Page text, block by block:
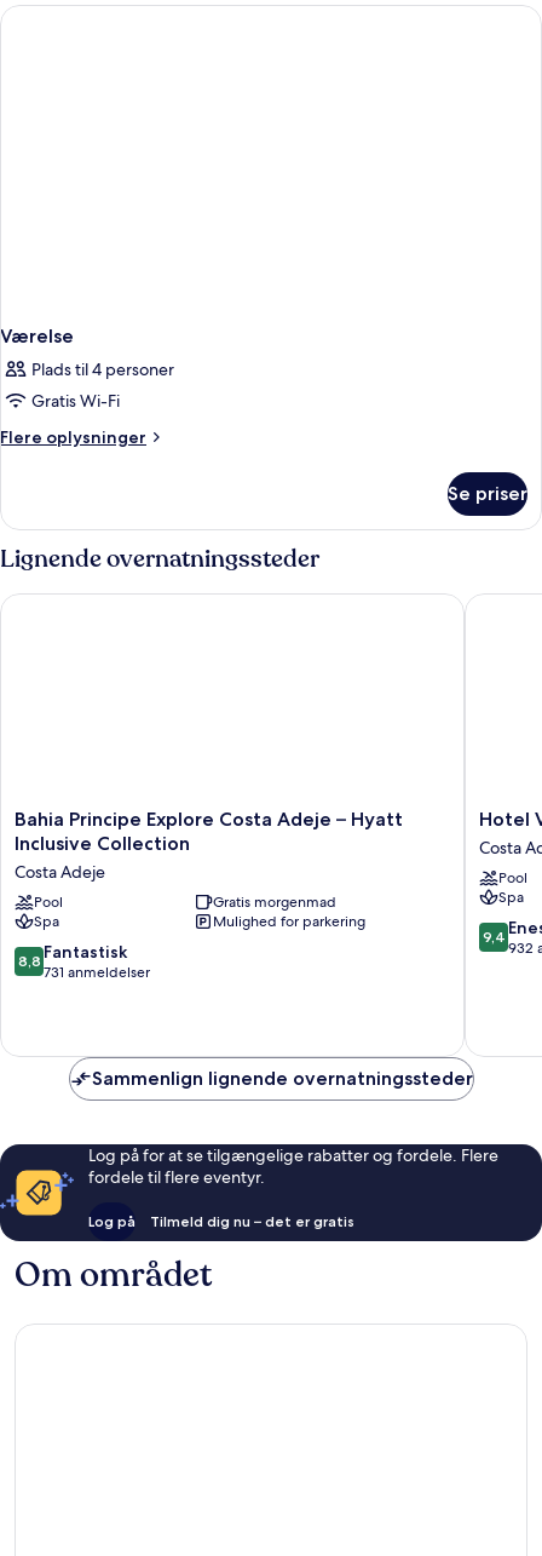
Værelse
Plads til 4 personer
Gratis Wi-Fi
Flere oplysninger
Flere
Se priser
Lignende overnatningssteder
Bahia
Principe
Costa
Adeje
–
Hyatt
Inclusive
Bahia Principe Explore Costa Adeje – Hyatt
Inclusive Collection
Costa Adeje
Pool
Gratis morgenmad
Spa
Mulighed for parkering
8.8
ud
731
anmeldelser
8,8 Fantastisk
731 anmeldelser
Bahia Principe Explore Costa Adeje – Hyatt Inclusive
Hotel
Vincci
La
del
Sur
Hotel
Costa
Pool
Spa
9.4
ud
9,4
932
Hotel
Sammenlign lignende overnatningssteder
Log på for at se tilgængelige rabatter og fordele. Flere
fordele til flere eventyr.
Log på Tilmeld dig nu – det er gratis
Om området